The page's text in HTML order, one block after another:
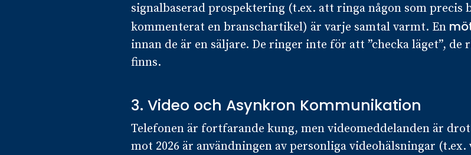
signalbaserad prospektering (t.ex. att ringa någon som precis
kommenterat en branschartikel) är varje samtal varmt. En
innan de är en säljare. De ringer inte för att ”checka läget”,
finns.
3. Video och Asynkron Kommunikation
Telefonen är fortfarande kung, men videomeddelanden är
mot 2026 är användningen av personliga videohälsningar